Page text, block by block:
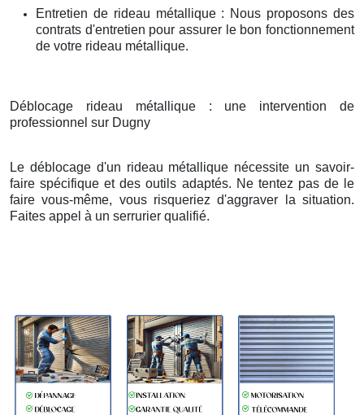
Entretien de rideau métallique : Nous proposons des
contrats d'entretien pour assurer le bon fonctionnement
de votre rideau métallique.
Déblocage rideau métallique : une intervention de
professionnel sur Dugny
Le déblocage d'un rideau métallique nécessite un savoir-
faire spécifique et des outils adaptés. Ne tentez pas de le
faire vous-même, vous risqueriez d'aggraver la situation.
Faites appel à un serrurier qualifié.